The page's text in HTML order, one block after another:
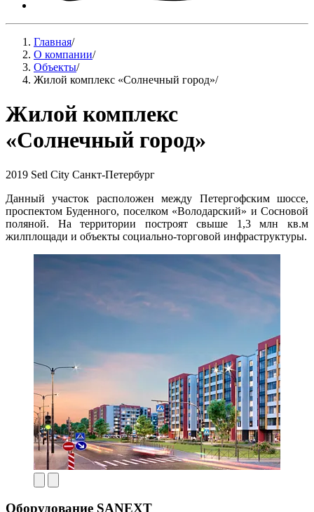
Главная/
О компании/
Объекты/
Жилой комплекс «Солнечный город»/
Жилой комплекс
«Солнечный город»
2019 Setl City Санкт-Петербург
Данный участок расположен между Петергофским шоссе,
проспектом Буденного, поселком «Володарский» и Сосновой
поляной. На территории построят свыше 1,3 млн кв.м
жилплощади и объекты социально-торговой инфраструктуры.
Оборудование SANEXT